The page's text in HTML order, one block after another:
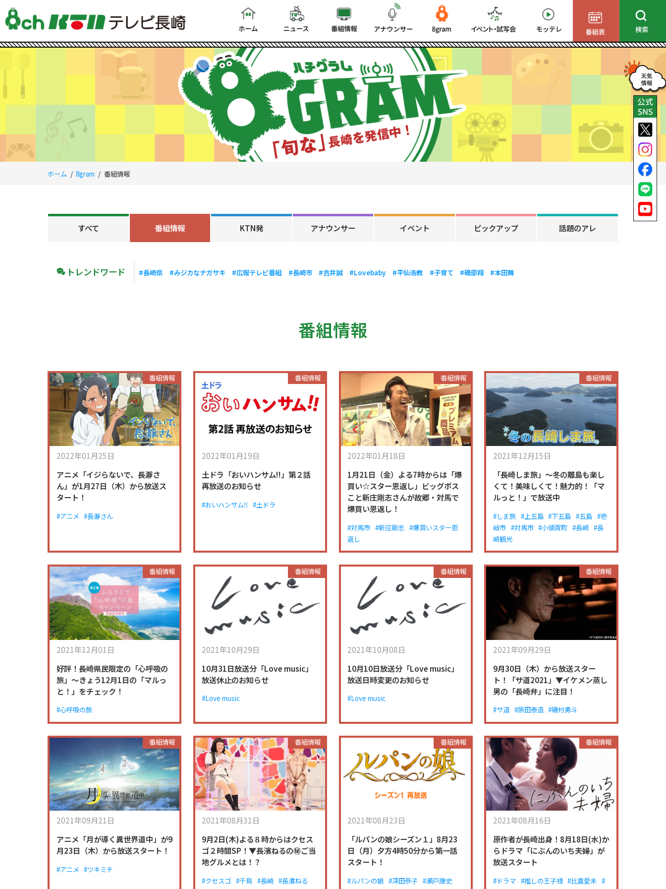
ホーム 8gram 番組情報
すべて 番組情報 KTN発 アナウンサー イベント ピックアップ 話題のアレ
トレンドワード #長崎県 #みジカなナガサキ #広報テレビ番組 #長崎市 #吉井誠 #Lovebaby #平仙浩教 #子育て #磯部翔 #本田舞
番組情報
2022年01月25日
アニメ「イジらないで、長瀞さ
ん」が1月27日（木）から放送ス
タート！
#アニメ #長瀞さん
番組情報
2022年01月19日
土ドラ「おいハンサム!!」第２話
再放送のお知らせ
#おいハンサム‼ #土ドラ
番組情報
2022年01月18日
1月21日（金）よる7時からは「爆
買い☆スター恩返し」ビッグボス
こと新庄剛志さんが故郷・対馬で
爆買い恩返し！
#対馬市 #新庄剛志 #爆買いスター恩
返し
番組情報
2021年12月15日
「長崎しま旅」～冬の離島も楽し
くて！美味しくて！魅力的！「マ
ルっと！」で放送中
#しま旅 #上五島 #下五島 #五島 #壱
岐市 #対馬市 #小値賀町 #長崎 #長
崎観光
番組情報
2021年12月01日
好評！長崎県民限定の「心呼吸の
旅」～きょう12月1日の「マルっ
と！」をチェック！
#心呼吸の旅
番組情報
2021年10月29日
10月31日放送分「Love music」
放送休止のお知らせ
#Love music
番組情報
2021年10月08日
10月10日放送分「Love music」
放送日時変更のお知らせ
#Love music
番組情報
2021年09月29日
9月30日（木）から放送スター
ト！「サ道2021」▼イケメン蒸し
男の「長崎弁」に注目！
#サ道 #原田泰造 #磯村勇斗
番組情報
2021年09月21日
アニメ「月が導く異世界道中」が9
月23日（木）から放送スタート！
#アニメ #ツキミチ
番組情報
2021年08月31日
9月2日(木)よる８時からはクセス
ゴ２時間SP！▼長濱ねるの㊙ご当
地グルメとは！？
#クセスゴ #千鳥 #長崎 #長濱ねる
番組情報
2021年08月23日
「ルパンの娘シーズン１」8月23
日（月）夕方4時50分から第一話
スタート！
#ルパンの娘 #深田恭子 #瀬戸康史
番組情報
2021年08月16日
原作者が長崎出身！8月18日(水)か
らドラマ「にぶんのいち夫婦」が
放送スタート
#ドラマ #推しの王子様 #比嘉愛未 #
番組情報